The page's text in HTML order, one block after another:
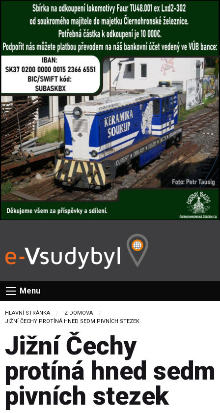
Menu
HLAVNÍ STRÁNKA
Z DOMOVA
CURRENT:
JIŽNÍ ČECHY PROTÍNÁ HNED SEDM PIVNÍCH STEZEK
Jižní Čechy
protíná hned sedm
pivních stezek